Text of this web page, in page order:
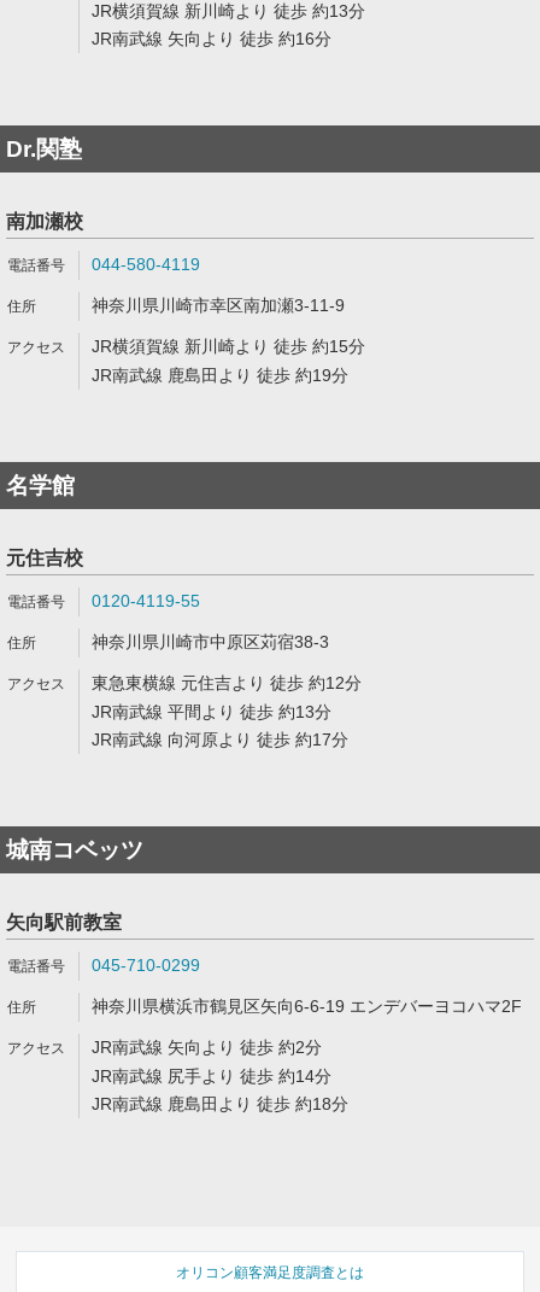
JR横須賀線 新川崎より 徒歩 約13分
JR南武線 矢向より 徒歩 約16分
Dr.関塾
南加瀬校
044-580-4119
神奈川県川崎市幸区南加瀬3-11-9
JR横須賀線 新川崎より 徒歩 約15分
JR南武線 鹿島田より 徒歩 約19分
名学館
元住吉校
0120-4119-55
神奈川県川崎市中原区苅宿38-3
東急東横線 元住吉より 徒歩 約12分
JR南武線 平間より 徒歩 約13分
JR南武線 向河原より 徒歩 約17分
城南コベッツ
矢向駅前教室
045-710-0299
神奈川県横浜市鶴見区矢向6-6-19 エンデバーヨコハマ2F
JR南武線 矢向より 徒歩 約2分
JR南武線 尻手より 徒歩 約14分
JR南武線 鹿島田より 徒歩 約18分
オリコン顧客満足度調査とは